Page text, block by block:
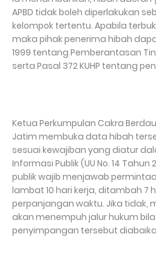
APBD tidak boleh diperlakukan
kelompok tertentu. Apabila
maka pihak penerima hibah
1999 tentang Pemberantasan
serta Pasal 372 KUHP tentang
Ketua Perkumpulan Cakra
Jatim membuka data hibah
sesuai kewajiban yang diatur
Informasi Publik (UU No. 14
publik wajib menjawab
lambat 10 hari kerja, ditambah 7
perpanjangan waktu. Jika tidak,
akan menempuh jalur hukum
penyimpangan tersebut